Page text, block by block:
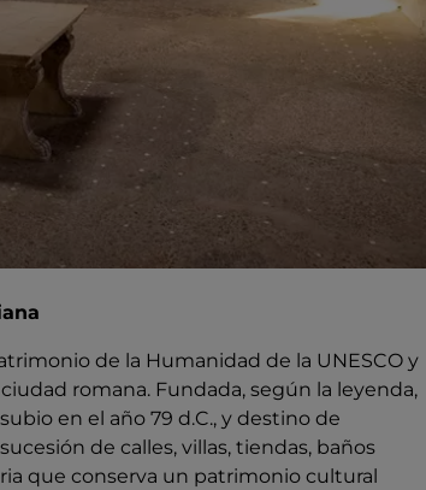
de la Humanidad de la UNESCO y
romana. Fundada, según la leyenda,
en el año 79 d.C., y destino de
de calles, villas, tiendas, baños
que conserva un patrimonio cultural